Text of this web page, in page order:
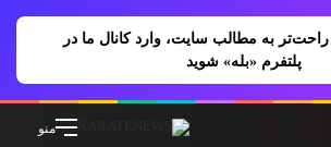
به مطالب سایت، وارد کانال ما در
پلتفرم «بله» شوید
منو